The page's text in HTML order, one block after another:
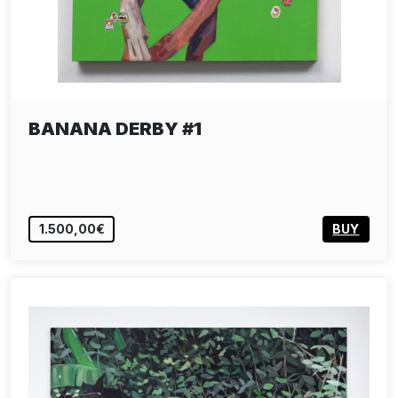
BANANA DERBY #1
1.500,00€ BUY